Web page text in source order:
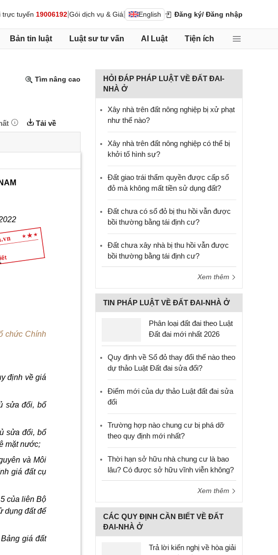
trực tuyến 19006192 Gói dịch vụ & Giá English Đăng ký/ Đăng nhập
Bản tin luật Luật sư tư vấn AI Luật Tiện ích
Tìm nâng cao
Tải về
chức Chính
định về giá
sửa đổi, bổ
sửa đổi, bổ
mặt nước;
và Môi
giá đất cụ
của liên Bộ
dụng đất để
giá đất
HỎI ĐÁP PHÁP LUẬT VỀ ĐẤT ĐAI-
NHÀ Ở
Xây nhà trên đất nông nghiệp bị xử phạt
như thế nào?
Xây nhà trên đất nông nghiệp có thể bị
khởi tố hình sự?
Đất giao trái thẩm quyền được cấp sổ
đỏ mà không mất tiền sử dụng đất?
Đất chưa có sổ đỏ bị thu hồi vẫn được
bồi thường bằng tái định cư?
Đất chưa xây nhà bị thu hồi vẫn được
bồi thường bằng tái định cư?
Xem thêm
TIN PHÁP LUẬT VỀ ĐẤT ĐAI-NHÀ Ở
Phân loại đất đai theo Luật
Đất đai mới nhất 2026
Quy định về Sổ đỏ thay đổi thế nào theo
dự thảo Luật Đất đai sửa đổi?
Điểm mới của dự thảo Luật đất đai sửa
đổi
Trường hợp nào chung cư bị phá dỡ
theo quy định mới nhất?
Thời hạn sở hữu nhà chung cư là bao
lâu? Có được sở hữu vĩnh viễn không?
Xem thêm
CÁC QUY ĐỊNH CẦN BIẾT VỀ ĐẤT
ĐAI-NHÀ Ở
Trả lời kiến nghị về hòa giải